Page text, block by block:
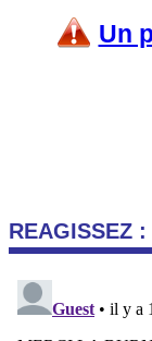
Un
REAGISSEZ :